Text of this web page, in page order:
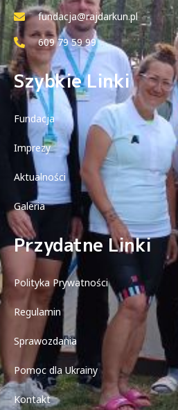
fundacja@rajdarkun.pl
609 79 59 99
Szybkie Linki
Fundacja
Imprezy
Aktualności
Galeria
Przydatne Linki
Polityka Prywatności
Regulamin
Sprawozdania
Pomoc dla Ukrainy
Kontakt